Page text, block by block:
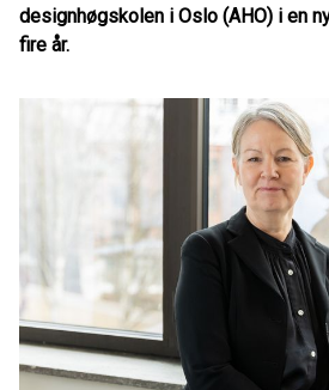
designhøgskolen i Oslo (AHO) i en
fire år.